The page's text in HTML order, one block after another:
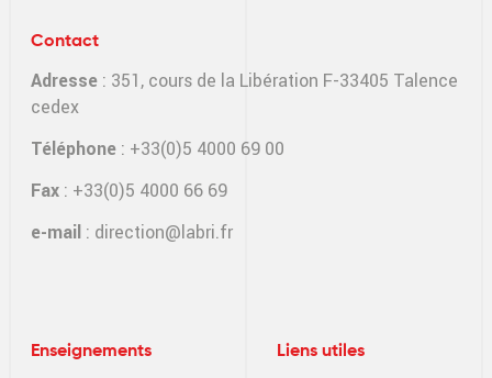
Contact
Adresse : 351, cours de la Libération F-33405 Talence
cedex
Téléphone : +33(0)5 4000 69 00
Fax : +33(0)5 4000 66 69
e-mail : direction@labri.fr
Enseignements Liens utiles